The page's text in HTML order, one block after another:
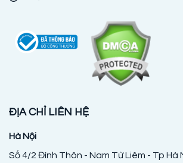
ĐỊA CHỈ LIÊN HỆ
Hà Nội
Số 4/2 Đình Thôn - Nam Từ Liêm - Tp Hà